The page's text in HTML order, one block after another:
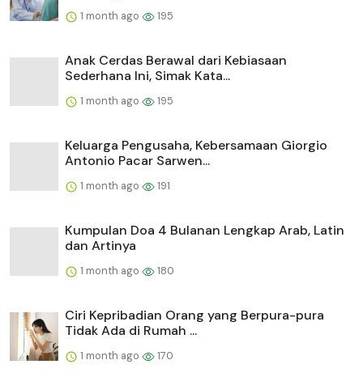
1 month ago 195
Anak Cerdas Berawal dari Kebiasaan
Sederhana Ini, Simak Kata...
1 month ago 195
Keluarga Pengusaha, Kebersamaan Giorgio
Antonio Pacar Sarwen...
1 month ago 191
Kumpulan Doa 4 Bulanan Lengkap Arab, Latin
dan Artinya
1 month ago 180
Ciri Kepribadian Orang yang Berpura-pura
Tidak Ada di Rumah ...
1 month ago 170